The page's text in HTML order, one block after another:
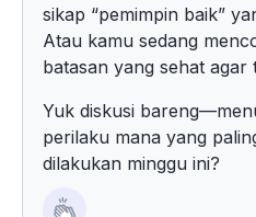
sikap “pemimpin baik”
Atau kamu sedang
batasan yang sehat agar
Yuk diskusi
perilaku mana yang
dilakukan minggu ini?